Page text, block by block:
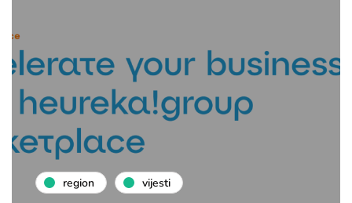
region vijesti